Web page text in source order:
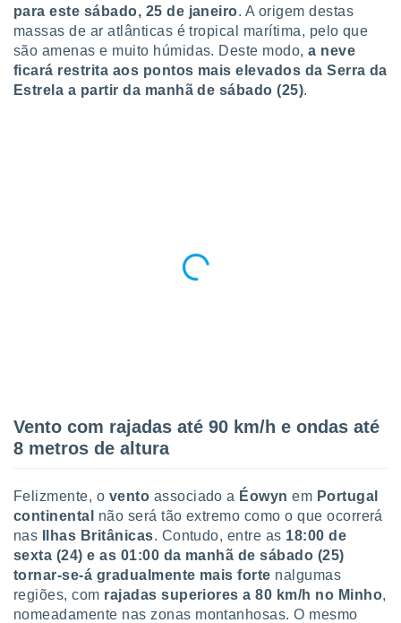
para este sábado, 25 de janeiro. A origem destas
massas de ar atlânticas é tropical marítima, pelo que
são amenas e muito húmidas. Deste modo,a neve
ficará restrita aos pontos mais elevados da Serra da
Estrela a partir da manhã de sábado (25).
Vento com rajadas até 90 km/h e ondas até
8 metros de altura
Felizmente, o vento associado a Éowyn em Portugal
continental não será tão extremo como o que ocorrerá
nas
Ilhas Britânicas. Contudo, entre as 18:00 de
sexta (24) e as 01:00 da manhã de sábado (25)
tornar-se-á gradualmente mais forte nalgumas
regiões, com rajadas superiores a 80 km/h no Minho,
nomeadamente nas zonas montanhosas. O mesmo